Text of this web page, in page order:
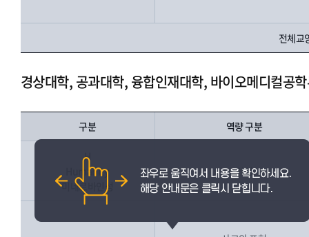
전체교
경상대학, 공과대학, 융합인재대학, 바이오메디컬공
구분 역량 구분
H
Humanity
미네르바인성
인성